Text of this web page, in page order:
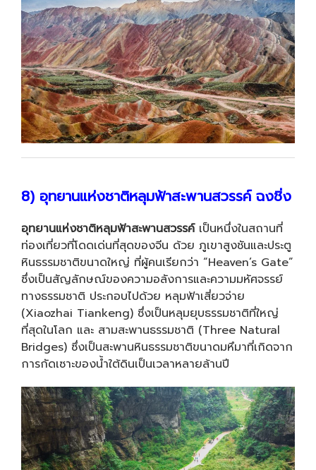
8) อุทยานแห่งชาติหลุมฟ้าสะพานสวรรค์ ฉงชิ่ง
อุทยานแห่งชาติหลุมฟ้าสะพานสวรรค์เป็นหนึ่งในสถานที่
ท่องเที่ยวที่โดดเด่นที่สุดของจีน ด้วย ภูเขาสูงชันและประตู
หินธรรมชาติขนาดใหญ่ ที่ผู้คนเรียกว่า “Heaven’s Gate”
ซึ่งเป็นสัญลักษณ์ของความอลังการและความมหัศจรรย์
ทางธรรมชาติ ประกอบไปด้วย หลุมฟ้าเสี่ยวจ่าย
(Xiaozhai Tiankeng) ซึ่งเป็นหลุมยุบธรรมชาติที่ใหญ่
ที่สุดในโลก และ สามสะพานธรรมชาติ (Three Natural
Bridges) ซึ่งเป็นสะพานหินธรรมชาติขนาดมหึมาที่เกิดจาก
การกัดเซาะของน้ำใต้ดินเป็นเวลาหลายล้านปี